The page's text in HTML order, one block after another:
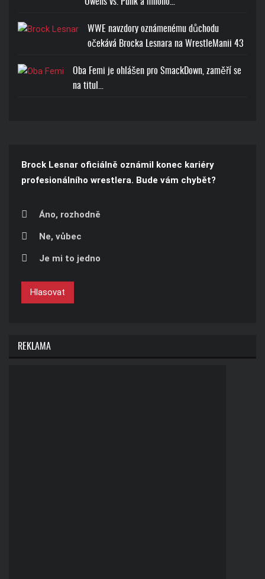
WWE navzdory oznámenému důchodu
očekává Brocka Lesnara na WrestleManii 43
Oba Femi je ohlášen pro SmackDown, zaměří se
na titul…
Brock Lesnar oficiálně oznámil konec kariéry
profesionálního wrestlera. Bude vám chybět?
Áno, rozhodně
Ne, vůbec
Je mi to jedno
Hlasovat
REKLAMA